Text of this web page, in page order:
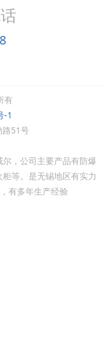
有
-1
路51号
，公司主要产品有防爆
等。是无锡地区有实力
有多年生产经验